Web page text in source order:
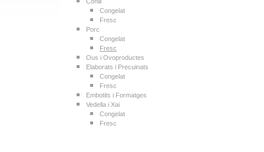
Congelat
Fresc
Porc
Congelat
Fresc
Ous i Ovoproductes
Elaborats i Precuinats
Congelat
Fresc
Embotits i Formatges
Vedella i Xai
Congelat
Fresc